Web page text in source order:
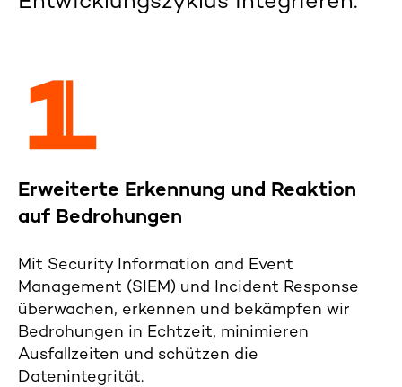
Erweiterte Erkennung und Reaktion
auf Bedrohungen
Mit Security Information and Event
Management (SIEM) und Incident Response
überwachen, erkennen und bekämpfen wir
Bedrohungen in Echtzeit, minimieren
Ausfallzeiten und schützen die
Datenintegrität.